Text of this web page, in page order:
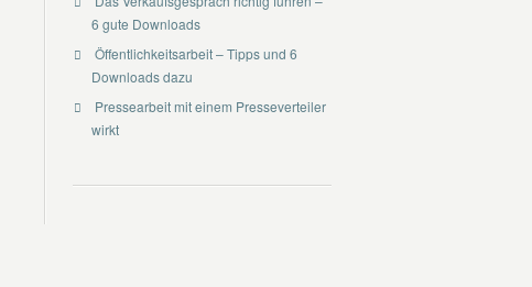
6 gute Downloads
Öffentlichkeitsarbeit – Tipps und 6
Downloads dazu
Pressearbeit mit einem Presseverteiler
wirkt